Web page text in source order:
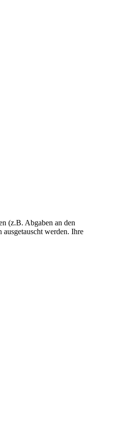
(z.B. Abgaben an den
werden. Ihre